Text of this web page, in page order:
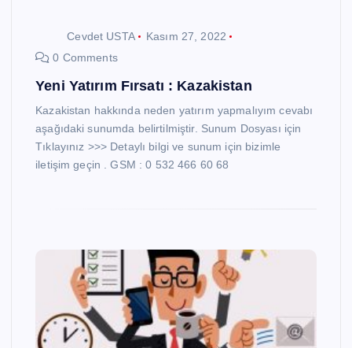
Cevdet USTA
Kasım 27, 2022
0 Comments
Yeni Yatırım Fırsatı : Kazakistan
Kazakistan hakkında neden yatırım yapmalıyım cevabı
aşağıdaki sunumda belirtilmiştir. Sunum Dosyası için
Tıklayınız >>> Detaylı bilgi ve sunum için bizimle
iletişim geçin . GSM : 0 532 466 60 68